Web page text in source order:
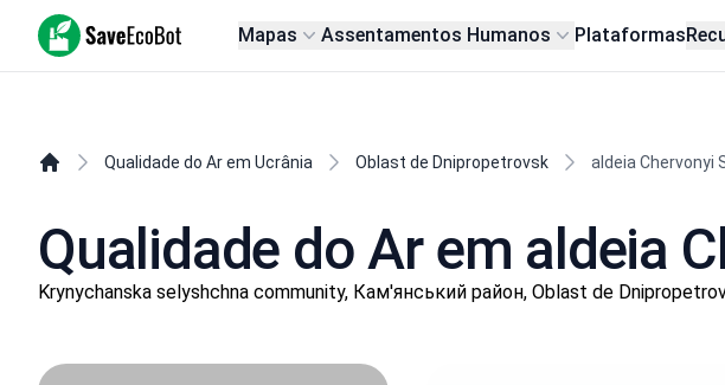
SaveEcoBot Mapas Assentamentos Humanos Plataformas
Qualidade do Ar em Ucrânia Oblast de Dnipropetrovsk aldeia Chervonyi
Qualidade do Ar em aldeia
Krynychanska selyshchna community, Кам'янський район, Oblast de